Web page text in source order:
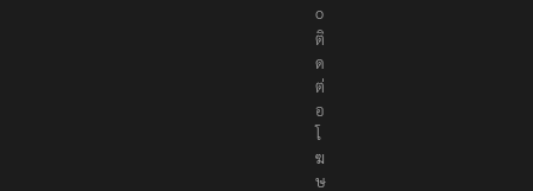
o
ติ
ด
ต่
อ
โ
ฆ
ษ